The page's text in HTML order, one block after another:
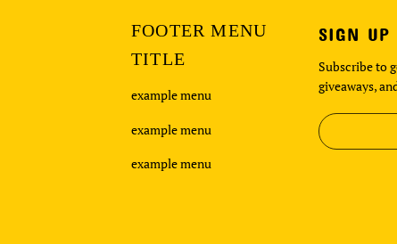
FOOTER MENU
TITLE
example menu
example menu
example menu
SIGN UP
Subscribe to
giveaways,